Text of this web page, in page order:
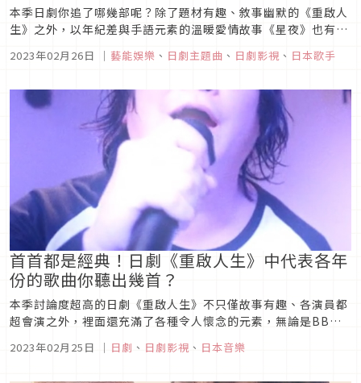
本季日劇你追了哪幾部呢？除了題材有趣、敘事幽默的《重啟人
生》之外，以年紀差與手語元素的溫暖愛情故事《星夜》也有不
的聲音而被注意到，一起來認識這位新生代歌手吧！
2023年02月26日 ｜ 藝能娛樂 、 日劇主題曲 、 日劇影視 、 日本歌手
首首都是經典！日劇《重啟人生》中代表各年
份的歌曲你聽出幾首？
本季討論度超高的日劇《重啟人生》不只僅故事有趣、各演員都
超會演之外，裡面還充滿了各種令人懷念的元素，無論是BB
曲，搭配劇情一下，真的超有感！
2023年02月25日 ｜ 日劇 、 日劇影視 、 日本音樂